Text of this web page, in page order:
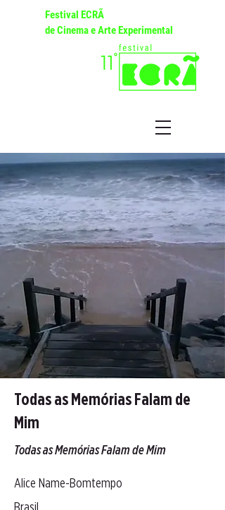
Festival ECRÃ
de Cinema e Arte Experimental
Todas as Memórias Falam de
Mim
Todas as Memórias Falam de Mim
Alice Name-Bomtempo